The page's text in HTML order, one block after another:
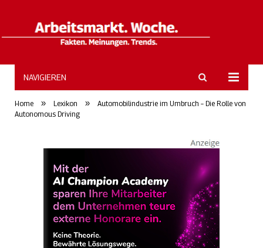
ArbeitsmarktWoche
NAVIGIEREN
Home » Lexikon »
Automobilindustrie im Umbruch – Die Rolle von
Autonomous Driving